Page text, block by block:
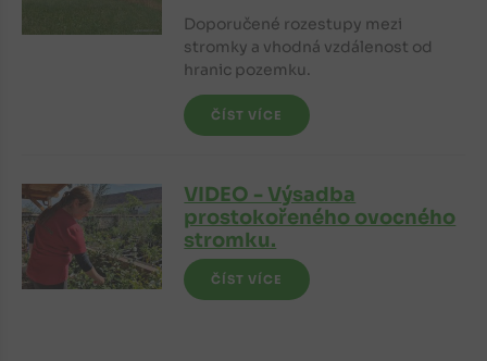
Doporučené rozestupy mezi
stromky a vhodná vzdálenost od
hranic pozemku.
ČÍST VÍCE
VIDEO - Výsadba
prostokořeného ovocného
stromku.
ČÍST VÍCE